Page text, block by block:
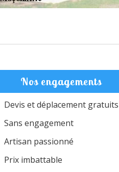
Nos engagements
Devis et déplacement gratuits
Sans engagement
Artisan passionné
Prix imbattable